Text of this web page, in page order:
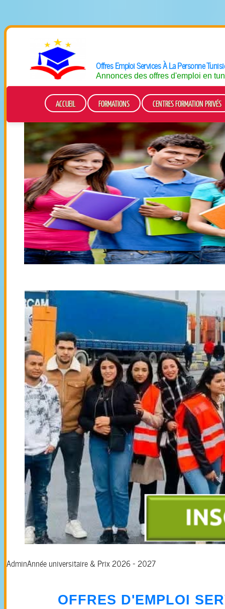
Offres EmploiServices À La Personne
Annonces des offres d'emploi en
ACCUEIL FORMATIONS CENTRES FORMATION PRIVÉS
AdminAnnée universitaire & Prix 2026 - 2027
OFFRES D'EMPLOI